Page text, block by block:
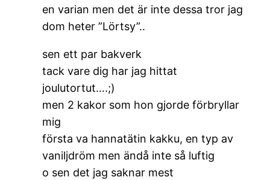
en varian men det är inte dessa tror jag
dom heter ”Lörtsy”..
sen ett par bakverk
tack vare dig har jag hittat
joulutortut….;)
men 2 kakor som hon gjorde förbryllar
mig
första va hannatätin kakku, en typ av
vaniljdröm men ändå inte så luftig
o sen det jag saknar mest